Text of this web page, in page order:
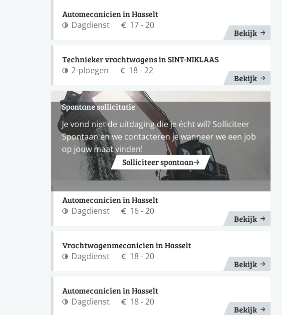
Automecanicien in Hasselt
Dagdienst
17 - 20
Bekijk
Technieker vrachtwagens in SINT-NIKLAAS
2-ploegen
18 - 22
Bekijk
Spontane sollicitatie
Je vond niet de uitdaging die je écht wil? Solliciteer
Spontaan en we contacteren je wanneer we een job
op jouw maat vinden!
Solliciteer spontaan
Automecanicien in Hasselt
Dagdienst
16 - 20
Bekijk
Vrachtwagenmecanicien in Hasselt
Dagdienst
18 - 20
Bekijk
Automecanicien in Hasselt
Dagdienst
18 - 20
Bekijk